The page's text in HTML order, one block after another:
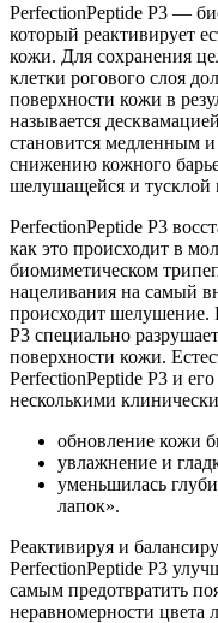
PerfectionPeptide P3 —
который реактивирует
кожи. Для сохранения
клетки рогового слоя
поверхности кожи в
называется
становится медленным
снижению кожного
шелушащейся и тусклой
PerfectionPeptide P3
как это происходит в
биомиметическом
нацеливания на самый
происходит шелушение.
P3 специально
поверхности кожи.
PerfectionPeptide P3 и
несколькими
обновление кожи
увлажнение и
уменьшилась
лапок».
Реактивируя и
PerfectionPeptide P3
самым предотвратить
неравномерности цвета